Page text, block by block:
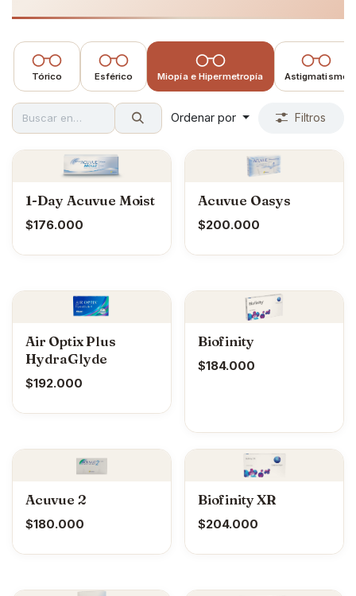
Tórico Esférico Miopía e Hipermetropía Astigmatismo
Ordenar por Filtros
1-Day Acuvue Moist
$176.000
Acuvue Oasys
$200.000
Air Optix Plus
HydraGlyde
$192.000
Biofinity
$184.000
Acuvue 2
$180.000
Biofinity XR
$204.000